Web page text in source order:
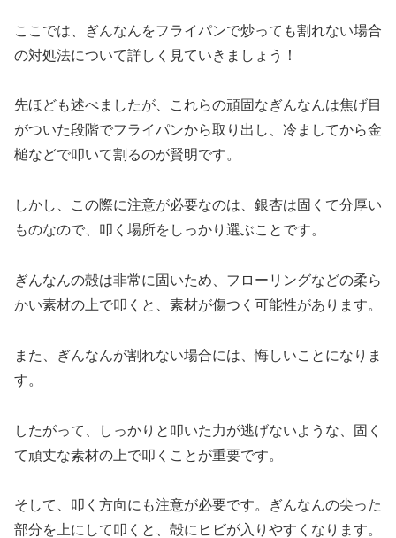
ここでは、ぎんなんをフライパンで炒っても割れない場合
の対処法について詳しく見ていきましょう！
先ほども述べましたが、これらの頑固なぎんなんは焦げ目
がついた段階でフライパンから取り出し、冷ましてから金
槌などで叩いて割るのが賢明です。
しかし、この際に注意が必要なのは、銀杏は固くて分厚い
ものなので、叩く場所をしっかり選ぶことです。
ぎんなんの殻は非常に固いため、フローリングなどの柔ら
かい素材の上で叩くと、素材が傷つく可能性があります。
また、ぎんなんが割れない場合には、悔しいことになりま
す。
したがって、しっかりと叩いた力が逃げないような、固く
て頑丈な素材の上で叩くことが重要です。
そして、叩く方向にも注意が必要です。ぎんなんの尖った
部分を上にして叩くと、殻にヒビが入りやすくなります。